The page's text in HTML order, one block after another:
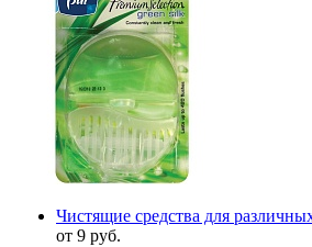
Чистящие средства для
от 9 руб.